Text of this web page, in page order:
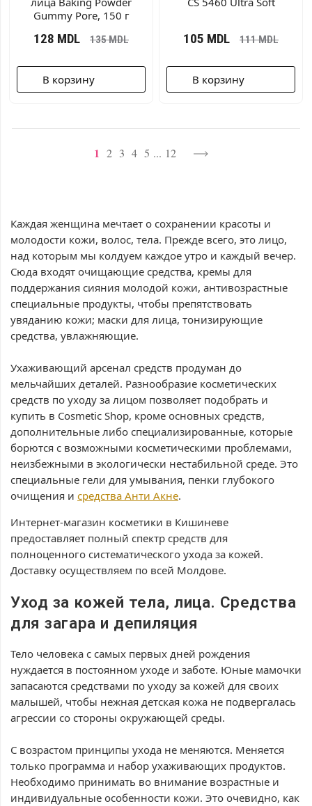
Gummy Pore, 150 г
128 MDL 135MDL
В корзину
105 MDL 111MDL
В корзину
1 2 3 4 5 ... 12
Каждая женщина мечтает о сохранении красоты и
молодости кожи, волос, тела. Прежде всего, это лицо,
над которым мы колдуем каждое утро и каждый вечер.
Сюда входят очищающие средства, кремы для
поддержания сияния молодой кожи, антивозрастные
специальные продукты, чтобы препятствовать
увяданию кожи; маски для лица, тонизирующие
средства, увлажняющие.
Ухаживающий арсенал средств продуман до
мельчайших деталей. Разнообразие косметических
средств по уходу за лицом позволяет подобрать и
купить в Cosmetic Shop, кроме основных средств,
дополнительные либо специализированные, которые
борются с возможными косметическими проблемами,
неизбежными в экологически нестабильной среде. Это
специальные гели для умывания, пенки глубокого
очищения и средства Анти Акне.
Интернет-магазин косметики в Кишиневе
предоставляет полный спектр средств для
полноценного систематического ухода за кожей.
Доставку осуществляем по всей Молдове.
Уход за кожей тела, лица. Средства
для загара и депиляция
Тело человека с самых первых дней рождения
нуждается в постоянном уходе и заботе. Юные мамочки
запасаются средствами по уходу за кожей для своих
малышей, чтобы нежная детская кожа не подвергалась
агрессии со стороны окружающей среды.
С возрастом принципы ухода не меняются. Меняется
только программа и набор ухаживающих продуктов.
Необходимо принимать во внимание возрастные и
индивидуальные особенности кожи. Это очевидно, как